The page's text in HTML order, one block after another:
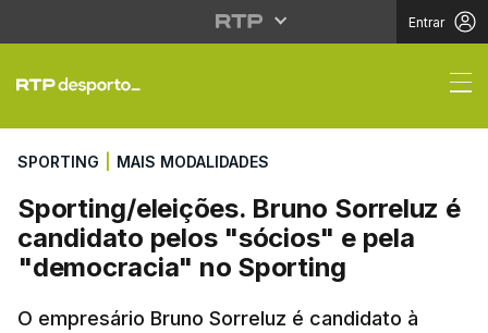
Entrar
Sporting/eleições.
SPORTING MAIS MODALIDADES
Sporting/eleições. Bruno Sorreluz é
candidato pelos "sócios" e pela
"democracia" no Sporting
O empresário Bruno Sorreluz é candidato à